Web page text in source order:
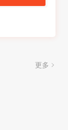
更多